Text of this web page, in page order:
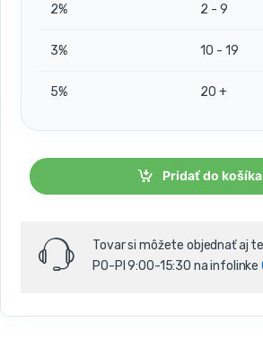
2% 2 - 9
3% 10 - 19
5% 20 +
Pridať do košíka
Tovar si môžete objednať aj
PO-PI 9:00-15:30 na infolinke